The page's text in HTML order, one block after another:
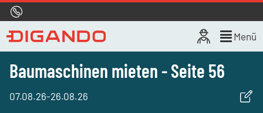
Menü
Baumaschinen mieten - Seite 56
07.08.26-26.08.26